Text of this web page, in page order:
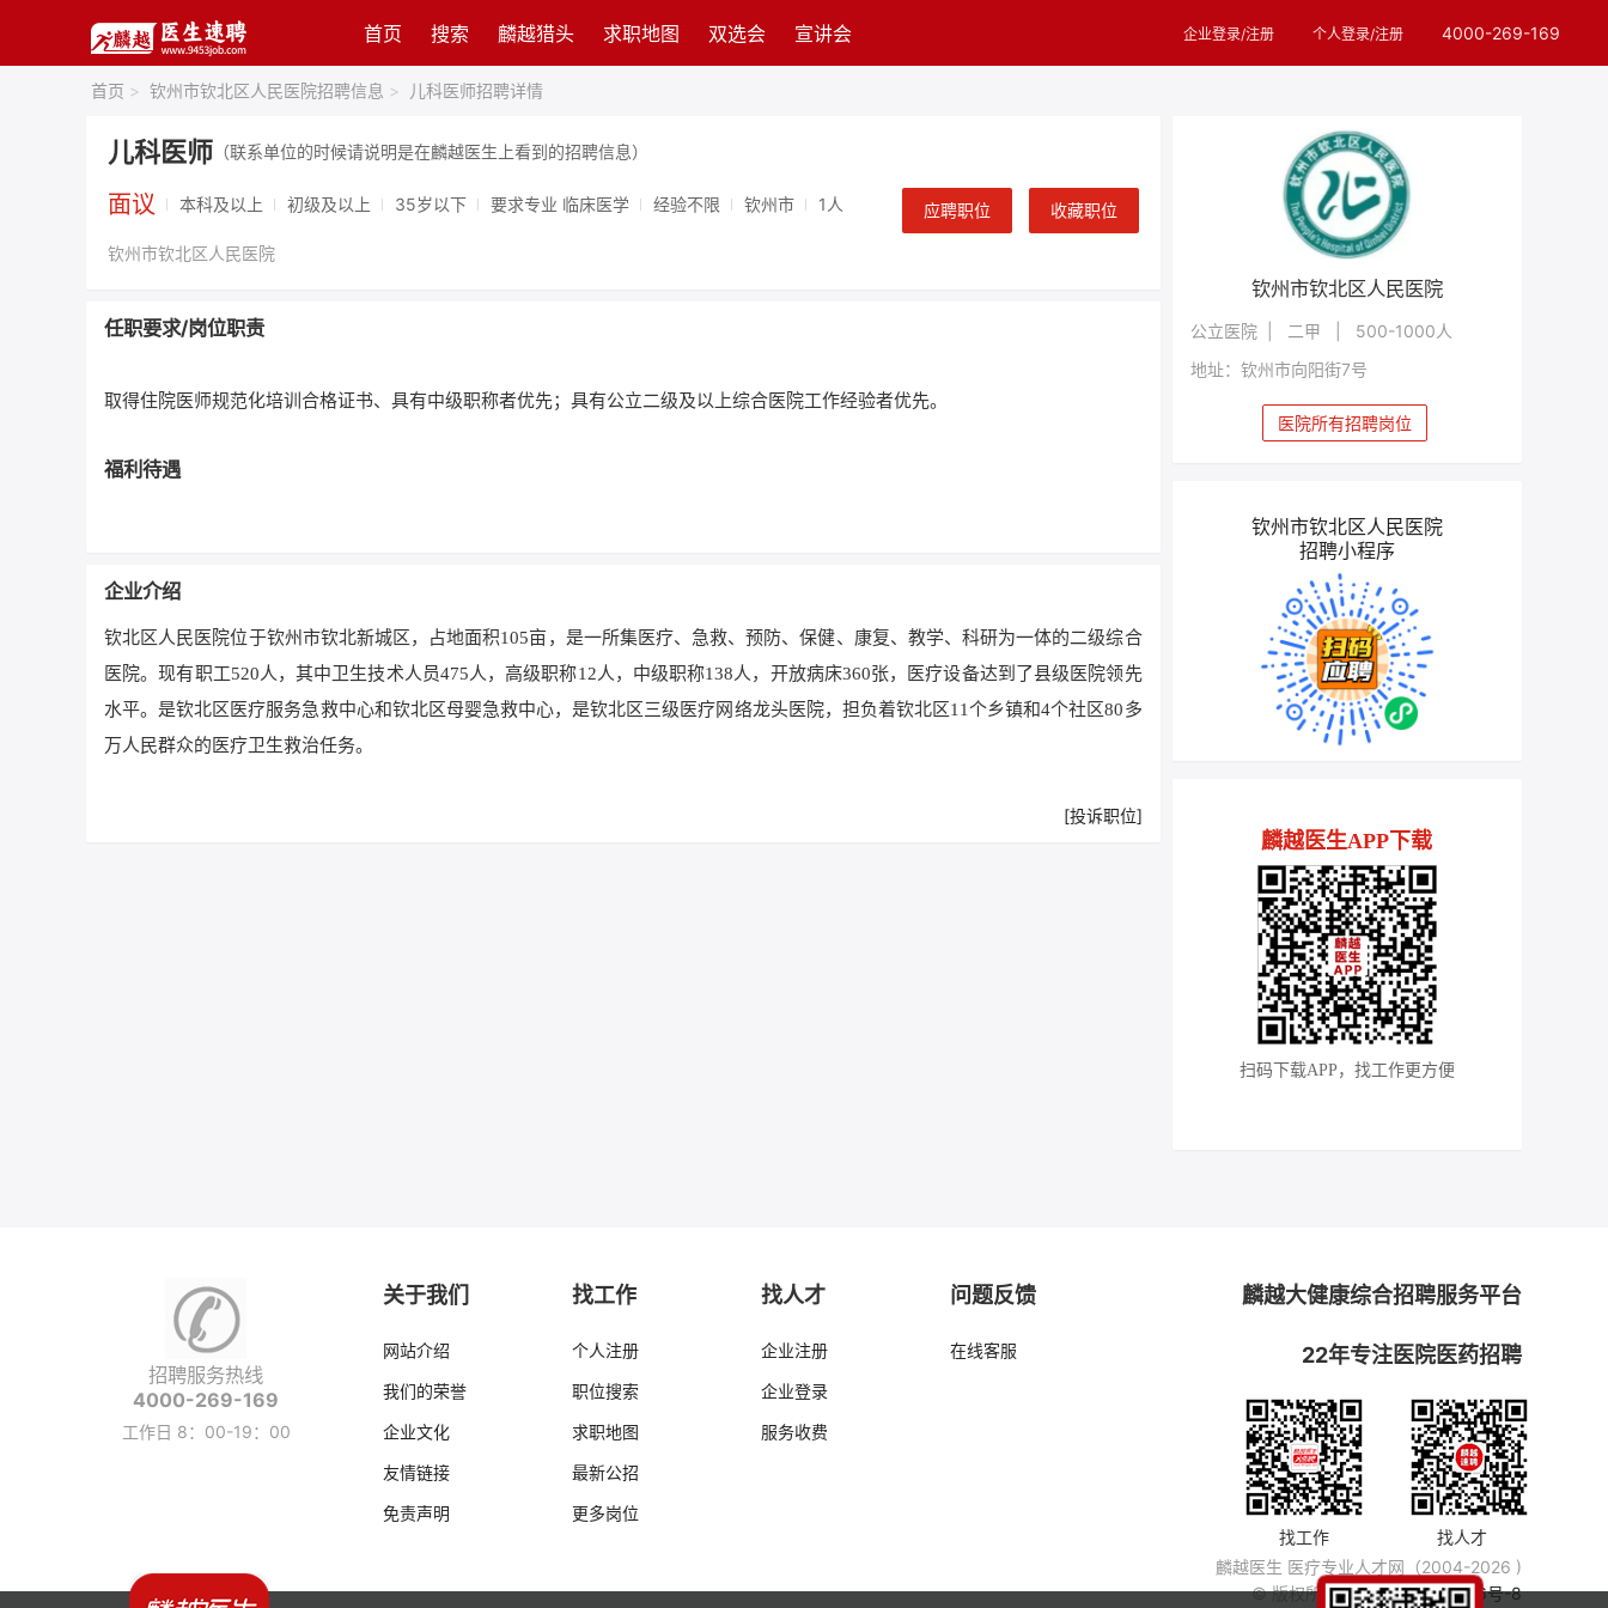
首页 搜索 麟越猎头 求职地图 双选会 宣讲会 企业登录/注册 个人登录/注册 4000-269-169
首页 > 钦州市钦北区人民医院招聘信息 > 儿科医师招聘详情
儿科医师 （联系单位的时候请说明是在麟越医生上看到的招聘信息）
面议 本科及以上 初级及以上 35岁以下 要求专业 临床医学 经验不限 钦州市 1人
钦州市钦北区人民医院
应聘职位 收藏职位
任职要求/岗位职责
取得住院医师规范化培训合格证书、具有中级职称者优先；具有公立二级及以上综合医院工作经验者优先。
福利待遇
企业介绍
钦北区人民医院位于钦州市钦北新城区，占地面积105亩，是一所集医疗、急救、预防、保健、康复、教学、科研为一体的二级综合
医院。现有职工520人，其中卫生技术人员475人，高级职称12人，中级职称138人，开放病床360张，医疗设备达到了县级医院领先
水平。是钦北区医疗服务急救中心和钦北区母婴急救中心，是钦北区三级医疗网络龙头医院，担负着钦北区11个乡镇和4个社区80多
万人民群众的医疗卫生救治任务。
[投诉职位]
钦州市钦北区人民医院
公立医院 | 二甲 | 500-1000人
地址：钦州市向阳街7号
医院所有招聘岗位
钦州市钦北区人民医院
招聘小程序
麟越医生APP下载
扫码下载APP，找工作更方便
招聘服务热线
4000-269-169
工作日 8：00-19：00
关于我们
网站介绍
我们的荣誉
企业文化
友情链接
免责声明
找工作
个人注册
职位搜索
求职地图
最新公招
更多岗位
找人才
企业注册
企业登录
服务收费
问题反馈
在线客服
麟越大健康综合招聘服务平台
22年专注医院医药招聘
找人才
找工作
麟越医生 医疗专业人才网（2004-2026 )
© 版权所有粤ICP备14007846号-8